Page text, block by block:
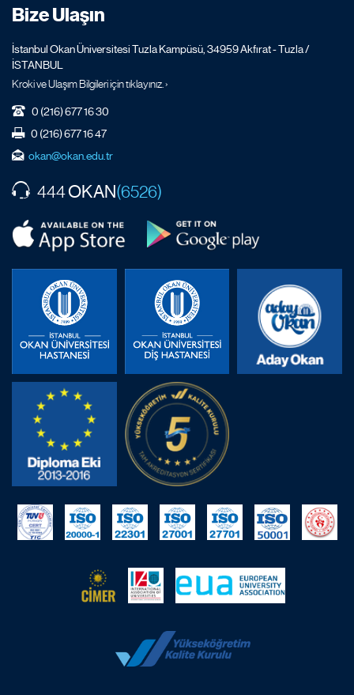
Bize Ulaşın
İstanbul Okan Üniversitesi Tuzla Kampüsü, 34959 Akfırat - Tuzla /
İSTANBUL
Kroki ve Ulaşım Bilgileri için tıklayınız. ›
0 (216) 677 16 30
0 (216) 677 16 47
okan@okan.edu.tr
444OKAN(6526)